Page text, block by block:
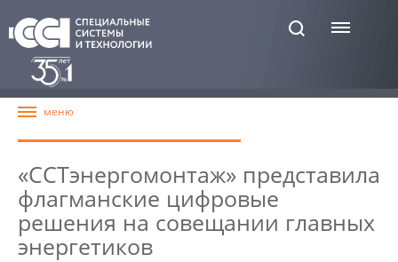
«ССТэнергомонтаж» представила
флагманские цифровые
решения на совещании главных
энергетиков